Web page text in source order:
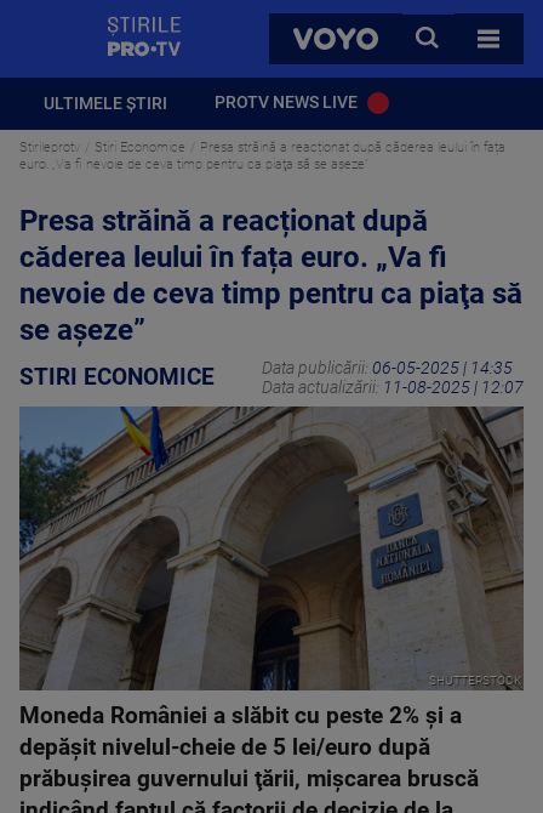
VOYO
CAUTA
TOATE
ULTIMELE ȘTIRI PROTV NEWS LIVE
Stirileprotv Stiri Economice
Presa străină a reacționat după căderea leului în fața
euro. „Va fi nevoie de ceva timp pentru ca piaţa să se aşeze”
Presa străină a reacționat după
căderea leului în fața euro. „Va fi
nevoie de ceva timp pentru ca piaţa să
se aşeze”
STIRI ECONOMICE Data publicării: 06-05-2025 | 14:35
Data actualizării: 11-08-2025 | 12:07
SHUTTERSTOCK
Moneda României a slăbit cu peste 2% şi a
depăşit nivelul-cheie de 5 lei/euro după
prăbuşirea guvernului ţării, mişcarea bruscă